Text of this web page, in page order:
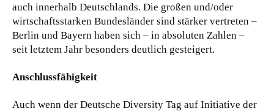
auch innerhalb Deutschlands. Die großen und/oder
wirtschaftsstarken Bundesländer sind stärker vertreten –
Berlin und Bayern haben sich – in absoluten Zahlen –
seit letztem Jahr besonders deutlich gesteigert.
Anschlussfähigkeit
Auch wenn der Deutsche Diversity Tag auf Initiative der